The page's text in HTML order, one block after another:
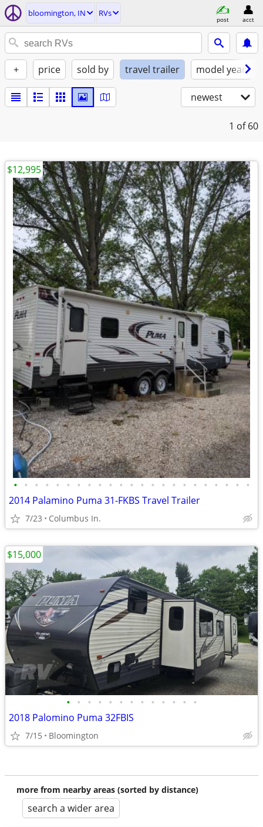
bloomington, IN RVs
post acct
+ price sold by travel trailer model year
newest
1 of 60
• • • • • • • • • • • • • • • • • • • • • • •
2014 Palamino Puma 31-FKBS Travel Trailer
7/23 Columbus In.
$12,995
• • • • • • • • • • • • •
2018 Palomino Puma 32FBIS
7/15 Bloomington
$15,000
more from nearby areas (sorted by distance)
search a wider area